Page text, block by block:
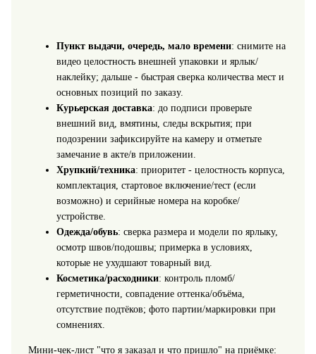
Пункт выдачи, очередь, мало времени: снимите на
видео целостность внешней упаковки и ярлык/
наклейку; дальше - быстрая сверка количества мест и
основных позиций по заказу.
Курьерская доставка: до подписи проверьте
внешний вид, вмятины, следы вскрытия; при
подозрении зафиксируйте на камеру и отметьте
замечание в акте/в приложении.
Хрупкий/техника: приоритет - целостность корпуса,
комплектация, стартовое включение/тест (если
возможно) и серийные номера на коробке/
устройстве.
Одежда/обувь: сверка размера и модели по ярлыку,
осмотр швов/подошвы; примерка в условиях,
которые не ухудшают товарный вид.
Косметика/расходники: контроль пломб/
герметичности, совпадение оттенка/объёма,
отсутствие подтёков; фото партии/маркировки при
сомнениях.
Мини-чек-лист "что я заказал и что пришло" на приёмке: